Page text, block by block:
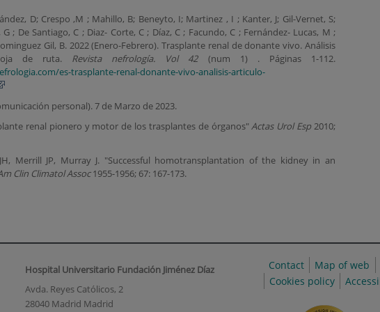
D; Crespo ,M ; Mahillo, B; Beneyto, I; Martinez , I ; Kanter, J; Gil-Vernet, S;
; De Santiago, C ; Diaz- Corte, C ; Díaz, C ; Facundo, C ; Fernández- Lucas, M ;
Gil, B. 2022 (Enero-Febrero). Trasplante renal de donante vivo. Análisis
de ruta. Revista nefrología. Vol 42(num 1) . Páginas 1-112.
es-trasplante-renal-donante-vivo-analisis-articulo-
personal). 7 de Marzo de 2023.
renal pionero y motor de los trasplantes de órganos"Actas Urol Esp 2010;
Merrill JP, Murray J. "Successful homotransplantation of the kidney in an
Clin Climatol Assoc1955-1956; 67: 167-173.
Hospital Universitario Fundación Jiménez Díaz
Avda. Reyes Católicos, 2
28040 Madrid Madrid
Contact Map of web
Cookies policy